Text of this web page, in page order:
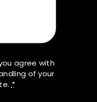
agree with
of your
*